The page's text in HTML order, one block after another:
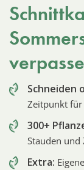
Schneiden
Zeitpunkt für
300+
Stauden
Extra: